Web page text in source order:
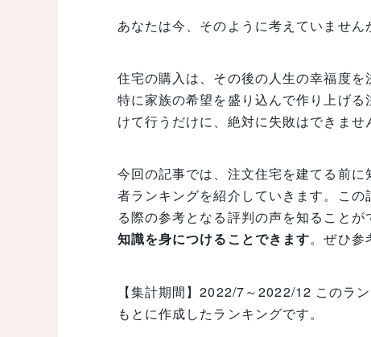
あなたは今、そのように考えていません
住宅の購入は、その後の人生の幸福度を
特に家族の希望を盛り込んで作り上げ
けて行うだけに、絶対に失敗はできませ
今回の記事では、注文住宅を建てる前
者ランキングを紹介していきます。こ
る際の参考となる評判の声を知ることが
知識を身につけることできます。ぜひ参
【集計期間】2022/7～2022/12 このラ
もとに作成したランキングです。